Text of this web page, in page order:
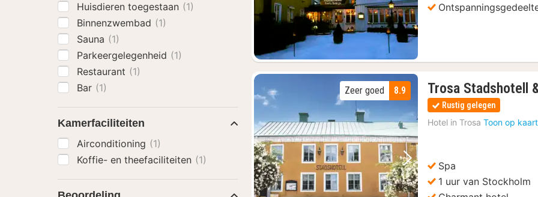
Vorige foto Volgende foto
8.9
Zeer goed Trosa Stadshotell
Rustig gelegen
Hotel in Trosa Toon op kaart
Spa
1 uur van Stockholm
Huisdieren toegestaan (1)
Binnenzwembad (1)
Sauna (1)
Parkeergelegenheid (1)
Restaurant (1)
Bar (1)
Kamerfaciliteiten
Airconditioning (1)
Koffie- en theefaciliteiten (1)